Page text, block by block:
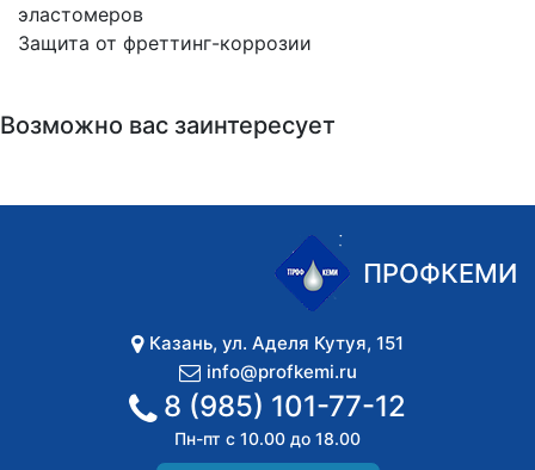
эластомеров
Защита от фреттинг-коррозии
Возможно вас заинтересует
ПРОФКЕМИ
Казань, ул. Аделя Кутуя, 151
info@profkemi.ru
8 (985) 101-77-12
Пн-пт с 10.00 до 18.00